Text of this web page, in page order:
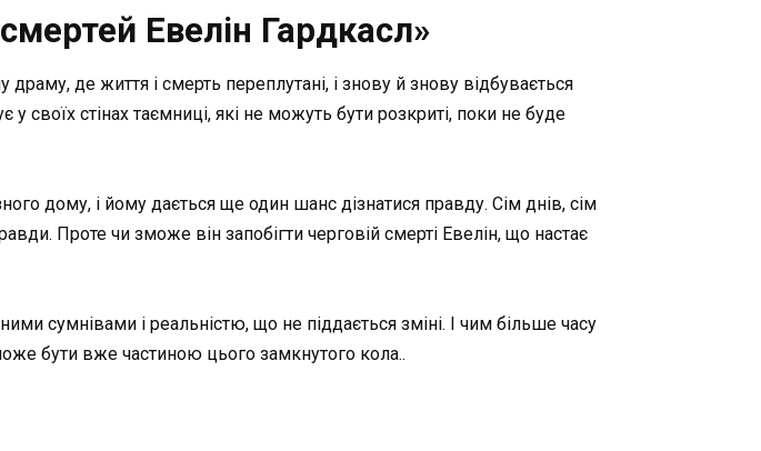
Евелін Гардкасл»
драму, де життя і смерть переплутані, і знову й знову відбувається
своїх стінах таємниці, які не можуть бути розкриті, поки не буде
дому, і йому дається ще один шанс дізнатися правду. Сім днів, сім
Проте чи зможе він запобігти черговій смерті Евелін, що настає
сумнівами і реальністю, що не піддається зміні. І чим більше часу
бути вже частиною цього замкнутого кола..